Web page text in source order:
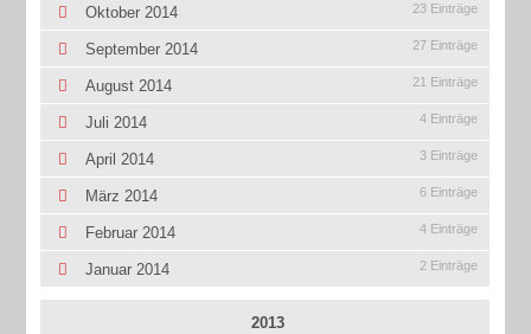
Oktober 2014 23 Einträge
September 2014 27 Einträge
August 2014 21 Einträge
Juli 2014 4 Einträge
April 2014 3 Einträge
März 2014 6 Einträge
Februar 2014 4 Einträge
Januar 2014 2 Einträge
2013